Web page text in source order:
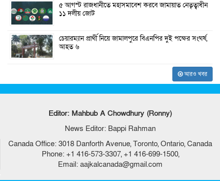
৫ আগস্ট রাজধানীতে মহাসমাবেশ করবে জামায়াত নেতৃত্বাধীন
১১ দলীয় জোট
চেয়ারম্যান প্রার্থী নিয়ে জামালপুরে বিএনপির দুই পক্ষের সংঘর্ষ,
আহত ৬
আরও খবর
Editor: Mahbub A Chowdhury (Ronny)
News Editor: Bappi Rahman
Canada Office: 3018 Danforth Avenue, Toronto, Ontario, Canada
Phone: +1 416-573-3307, +1 416-699-1500,
Email: aajkalcanada@gmail.com